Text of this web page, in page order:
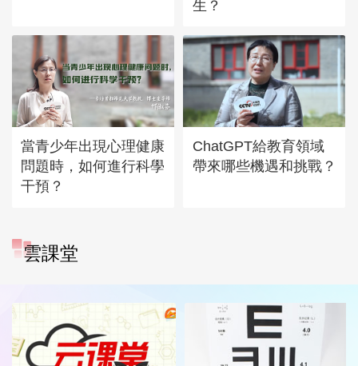
生？
當青少年出現心理健康
問題時，如何進行科學
干預？
ChatGPT給教育領域
帶來哪些機遇和挑戰？
雲課堂